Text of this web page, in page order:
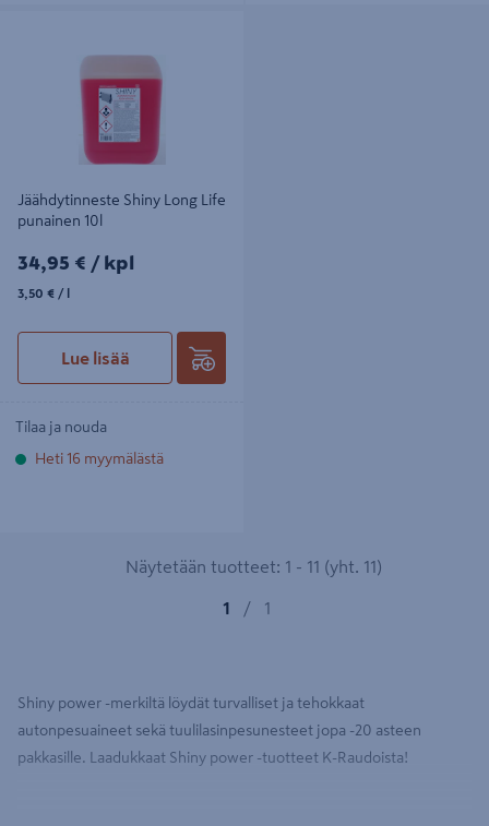
Jäähdytinneste Shiny Long Life
punainen 10l
34,95€/kpl
34,95 € / kpl
3,50 € / l
Lue lisää
Tilaa ja nouda
Heti 16 myymälästä
Näytetään tuotteet: 1 - 11 (yht. 11)
1 / 1
Shiny power -merkiltä löydät turvalliset ja tehokkaat
autonpesuaineet sekä tuulilasinpesunesteet jopa -20 asteen
pakkasille. Laadukkaat Shiny power -tuotteet K-Raudoista!